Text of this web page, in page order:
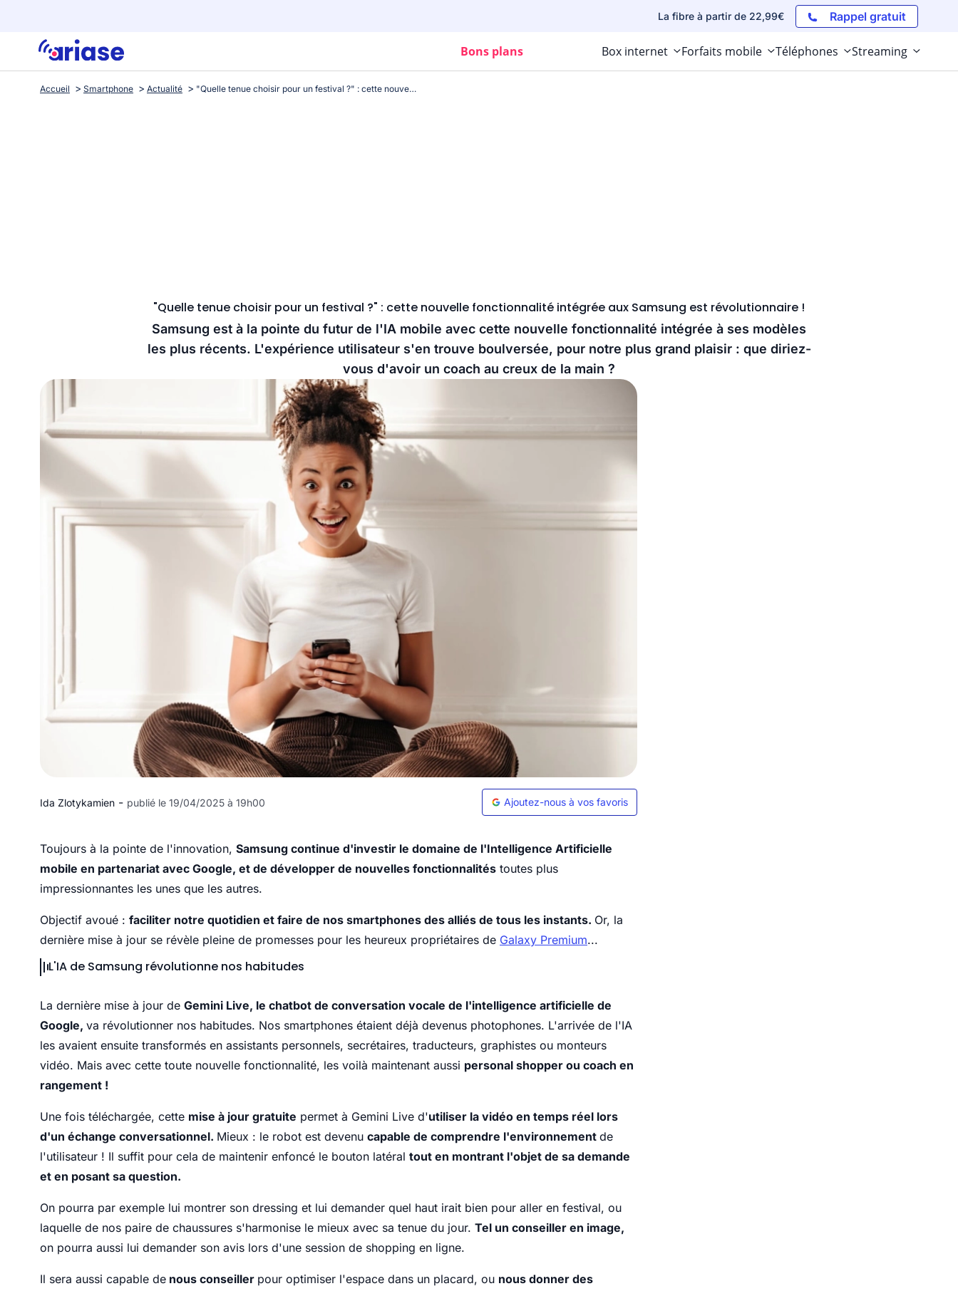
La fibre à partir de 22,99€ Rappel gratuit
Bons plans Box internet Forfaits mobile Téléphones Streaming
Accueil Smartphone Actualité "Quelle tenue choisir pour un festival ?" : cette nouvelle fonctionnalité intégrée aux Samsung est révolutionnaire !
"Quelle tenue choisir pour un festival ?" : cette nouvelle fonctionnalité intégrée aux Samsung est révolutionnaire !
Samsung est à la pointe du futur de l'IA mobile avec cette nouvelle fonctionnalité intégrée à ses modèles
les plus récents. L'expérience utilisateur s'en trouve boulversée, pour notre plus grand plaisir : que diriez-
vous d'avoir un coach au creux de la main ?
Ida Zlotykamien - publié le 19/04/2025 à 19h00 Ajoutez-nous à vos favoris
Toujours à la pointe de l'innovation, Samsung continue d'investir le domaine de l'Intelligence Artificielle
mobile en partenariat avec Google, et de développer de nouvelles fonctionnalités toutes plus
impressionnantes les unes que les autres.
Objectif avoué : faciliter notre quotidien et faire de nos smartphones des alliés de tous les instants. Or, la
dernière mise à jour se révèle pleine de promesses pour les heureux propriétaires de Galaxy Premium...
L'IA de Samsung révolutionne nos habitudes
La dernière mise à jour de Gemini Live, le chatbot de conversation vocale de l'intelligence artificielle de
Google, va révolutionner nos habitudes. Nos smartphones étaient déjà devenus photophones. L'arrivée de l'IA
les avaient ensuite transformés en assistants personnels, secrétaires, traducteurs, graphistes ou monteurs
vidéo. Mais avec cette toute nouvelle fonctionnalité, les voilà maintenant aussi personal shopper ou coach en
rangement !
Une fois téléchargée, cette mise à jour gratuite permet à Gemini Live d'utiliser la vidéo en temps réel lors
d'un échange conversationnel. Mieux : le robot est devenu capable de comprendre l'environnement de
l'utilisateur ! Il suffit pour cela de maintenir enfoncé le bouton latéral tout en montrant l'objet de sa demande
et en posant sa question.
On pourra par exemple lui montrer son dressing et lui demander quel haut irait bien pour aller en festival, ou
laquelle de nos paire de chaussures s'harmonise le mieux avec sa tenue du jour. Tel un conseiller en image,
on pourra aussi lui demander son avis lors d'une session de shopping en ligne.
Il sera aussi capable de nous conseiller pour optimiser l'espace dans un placard, ou nous donner des